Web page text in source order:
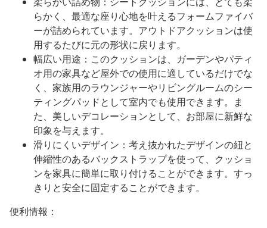
らかく、最適な座り心地を叶えるフォームファイバ
ーが詰められています。アウトドアクッションは使
用するたびに元の形状に戻ります。
幅広い用途：このクッションは、ガーデンやパティ
オ用の家具など屋外での使用に適しているだけでな
く、家族用のラウンジャーやリビングルームのシー
ティングパッドとして室内でも使用できます。ま
た、美しいデコレーションとして、お部屋に新鮮な
印象を与えます。
滑りにくいデザイン：考え抜かれたデザインの紐と
伸縮性のあるバックストラップを使って、クッショ
ンを家具に簡単に取り付けることができます。すっ
きりと安全に固定することができます。
便利情報：